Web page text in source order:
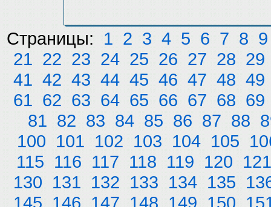
Страницы: 1 2 3 4 5 6 7 8 9
21 22 23 24 25 26 27 28 29
41 42 43 44 45 46 47 48 49
61 62 63 64 65 66 67 68 69
81 82 83 84 85 86 87 88
100 101 102 103 104 105
115 116 117 118 119 120 121
130 131 132 133 134 135
145 146 147 148 149 150